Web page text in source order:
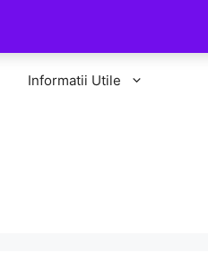
Informatii Utile